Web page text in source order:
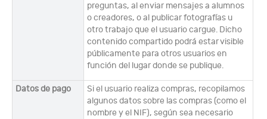
preguntas, al enviar mensajes a alumnos
o creadores, o al publicar fotografías u
otro trabajo que el usuario cargue. Dicho
contenido compartido podrá estar visible
públicamente para otros usuarios en
función del lugar donde se publique.
Datos de pago
Si el usuario realiza compras, recopilamos
algunos datos sobre las compras (como el
nombre y el NIF), según sea necesario